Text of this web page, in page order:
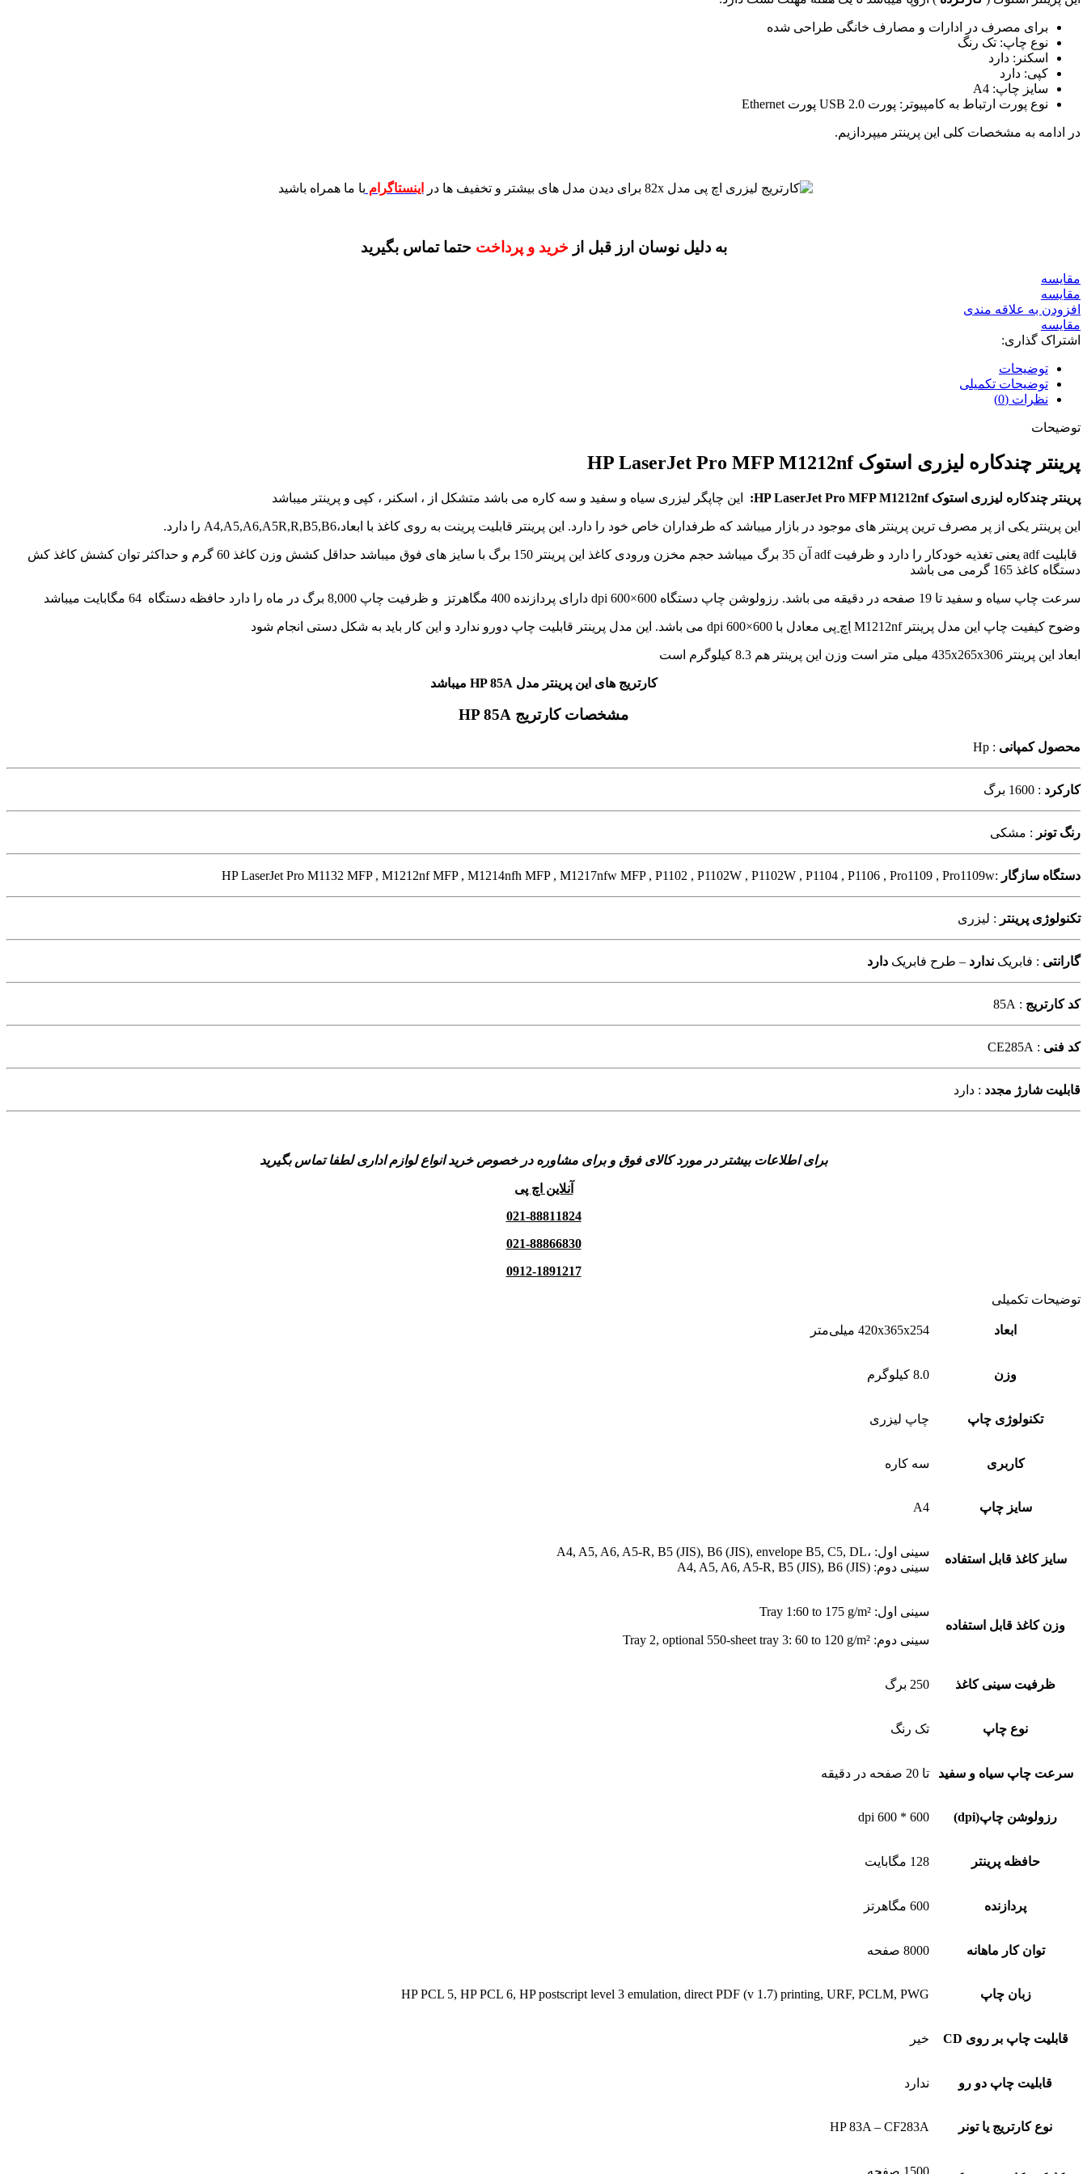
برای مصرف در ادارات و مصارف خانگی طراحی شده
نوع چاپ: تک رنگ
اسکنر: دارد
کپی: دارد
سایز چاپ: A4
نوع پورت ارتباط به کامپیوتر: پورت USB 2.0 پورت Ethernet
در ادامه به مشخصات کلی این پرینتر میپردازیم.
برای دیدن مدل های بیشتر و تخفیف ها در اینستاگرام با ما همراه باشید
به دلیل نوسان ارز قبل از خرید و پرداختحتما تماس بگیرید
مقايسه
مقایسه
افزودن به علاقه مندی
مقایسه
اشتراک گذاری:
توضیحات
توضیحات تکمیلی
نظرات (0)
توضیحات
پرینتر چندکاره لیزری استوک HP LaserJet Pro MFP M1212nf
پرینتر چندکاره لیزری استوک HP LaserJet Pro MFP M1212nf: این چاپگر لیزری سیاه و سفید و سه کاره می باشد متشکل از ، اسکنر ، کپی و پرینتر میباشد
این پرینتر یکی از پر مصرف ترین پرینتر های موجود در بازار میباشد که طرفداران خاص خود را دارد. این پرینتر قابلیت پرینت به روی کاغذ با ابعاد،A4,A5,A6,A5R,R,B5,B6 را دارد.
قابلیت adf یعنی تغذیه خودکار را دارد و ظرفیت adf آن 35 برگ میباشد حجم مخزن ورودی کاغذ این پرینتر 150 برگ با سایز های فوق میباشد حداقل کشش وزن کاغذ 60 گرم و حداکثر توان کشش کاغذ کش
دستگاه کاغذ 165 گرمی می باشد
سرعت چاپ سیاه و سفید تا 19 صفحه در دقیقه می باشد. رزولوشن چاپ دستگاه 600×600 dpi دارای پردازنده 400 مگاهرتز و ظرفیت چاپ 8,000 برگ در ماه را دارد حافظه دستگاه 64 مگابایت میباشد
وضوح کیفیت چاپ این مدل پرینتر M1212nf اچ پی معادل با 600×600 dpi می باشد. این مدل پرینتر قابلیت چاپ دورو ندارد و این کار باید به شکل دستی انجام شود
ابعاد این پرینتر 435x265x306 میلی متر است وزن این پرینتر هم 8.3 کیلوگرم است
کارتریج های این پرینتر مدل HP 85A میباشد
مشخصات کارتریج HP 85A
محصول کمپانی : Hp
کارکرد : 1600 برگ
رنگ تونر : مشکی
دستگاه سازگار :HP LaserJet Pro M1132 MFP , M1212nf MFP , M1214nfh MFP , M1217nfw MFP , P1102 , P1102W , P1102W , P1104 , P1106 , Pro1109 , Pro1109w
تکنولوژی پرینتر : لیزری
گارانتی : فابریک ندارد – طرح فابریک دارد
کد کارتریج : 85A
کد فنی : CE285A
قابلیت شارژ مجدد : دارد
برای اطلاعات بیشتر در مورد کالای فوق و برای مشاوره در خصوص خرید انواع لوازم اداری لطفا تماس بگیرید
آنلاین اچ پی
021-88811824
021-88866830
0912-1891217
توضیحات تکمیلی
ابعاد 420x365x254 میلی‌متر
وزن 8.0 کیلوگرم
تکنولوژی چاپ چاپ لیزری
کاربری سه کاره
سایز چاپ A4
سایز کاغذ قابل استفاده
سینی اول: ،A4, A5, A6, A5-R, B5 (JIS), B6 (JIS), envelope B5, C5, DL
سینی دوم: A4, A5, A6, A5-R, B5 (JIS), B6 (JIS)
وزن کاغذ قابل استفاده
سینی اول: Tray 1:60 to 175 g/m²
سینی دوم: Tray 2, optional 550-sheet tray 3: 60 to 120 g/m²
ظرفیت سینی کاغذ 250 برگ
نوع چاپ تک رنگ
سرعت چاپ سیاه و سفید تا 20 صفحه در دقیقه
رزولوشن چاپ(dpi) 600 * 600 dpi
حافظه پرینتر 128 مگابایت
پردازنده 600 مگاهرتز
توان کار ماهانه 8000 صفحه
زبان چاپ HP PCL 5, HP PCL 6, HP postscript level 3 emulation, direct PDF (v 1.7) printing, URF, PCLM, PWG
قابلیت چاپ بر روی CD خیر
قابلیت چاپ دو رو ندارد
نوع کارتریج یا تونر HP 83A – CF283A
1500 صفحه